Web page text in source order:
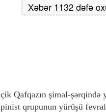
Xəbər 1132 dəfə
Qafqazın şimal-şərqində
qrupunun yürüşü